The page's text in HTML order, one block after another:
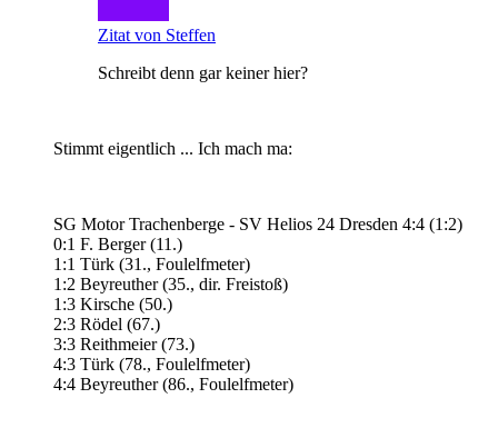
Zitat von Steffen
Schreibt denn gar keiner hier?
Stimmt eigentlich ... Ich mach ma:
SG Motor Trachenberge - SV Helios 24 Dresden 4:4 (1:2)
0:1 F. Berger (11.)
1:1 Türk (31., Foulelfmeter)
1:2 Beyreuther (35., dir. Freistoß)
1:3 Kirsche (50.)
2:3 Rödel (67.)
3:3 Reithmeier (73.)
4:3 Türk (78., Foulelfmeter)
4:4 Beyreuther (86., Foulelfmeter)